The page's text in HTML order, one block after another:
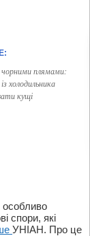
чорними плямами:
холодильника
кущі
особливо
спори, які
УНІАН. Про це